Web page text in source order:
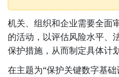
机关、组织和企业需要全面
的活动，以评估风险水平、
保护措施，从而制定具体计
在主题为“保护关键数字基